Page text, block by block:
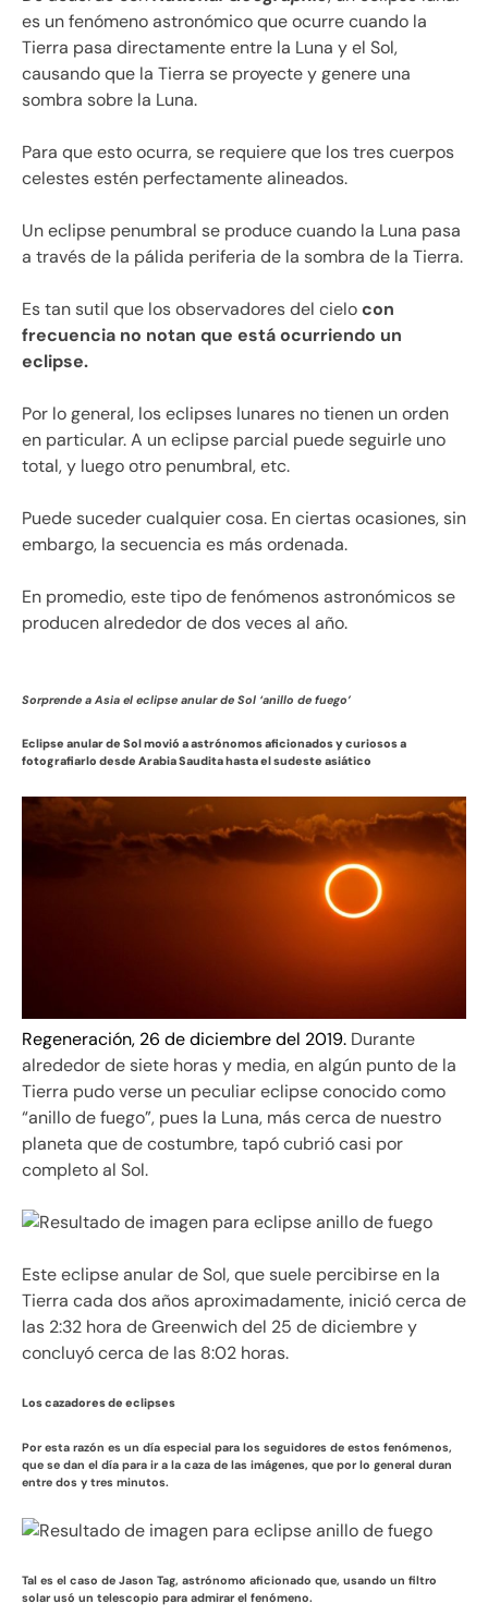
es un fenómeno astronómico que ocurre cuando la
Tierra pasa directamente entre la Luna y el Sol,
causando que la Tierra se proyecte y genere una
sombra sobre la Luna.
Para que esto ocurra, se requiere que los tres cuerpos
celestes estén perfectamente alineados.
Un eclipse penumbral se produce cuando la Luna pasa
a través de la pálida periferia de la sombra de la Tierra.
Es tan sutil que los observadores del cielocon
frecuencia no notan que está ocurriendo un
eclipse.
Por lo general, los eclipses lunares no tienen un orden
en particular. A un eclipse parcial puede seguirle uno
total, y luego otro penumbral, etc.
Puede suceder cualquier cosa. En ciertas ocasiones, sin
embargo, la secuencia es más ordenada.
En promedio, este tipo de fenómenos astronómicos se
producen alrededor de dos veces al año.
Sorprende a Asia el eclipse anular de Sol ‘anillo de fuego’
Eclipse anular de Sol movió a astrónomos aficionados y curiosos a
fotografiarlo desde Arabia Saudita hasta el sudeste asiático
Regeneración, 26 de diciembre del 2019. Durante
alrededor de siete horas y media, en algún punto de la
Tierra pudo verse un peculiar eclipse conocido como
“anillo de fuego”, pues la Luna, más cerca de nuestro
planeta que de costumbre, tapó cubrió casi por
completo al Sol.
Este eclipse anular de Sol, que suele percibirse en la
Tierra cada dos años aproximadamente, inició cerca de
las 2:32 hora de Greenwich del 25 de diciembre y
concluyó cerca de las 8:02 horas.
Los cazadores de eclipses
Por esta razón es un día especial para los seguidores de estos fenómenos,
que se dan el día para ir a la caza de las imágenes, que por lo general duran
entre dos y tres minutos.
Tal es el caso de Jason Tag, astrónomo aficionado que, usando un filtro
solar usó un telescopio para admirar el fenómeno.